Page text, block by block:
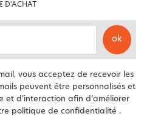
D'ACHAT
ok
vous acceptez de recevoir les
peuvent être personnalisés et
et d’interaction afin d’améliorer
politique de confidentialité .